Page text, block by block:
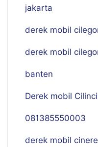
jakarta
derek mobil
derek mobil
banten
Derek mobil
081385550003
derek mobil cinere